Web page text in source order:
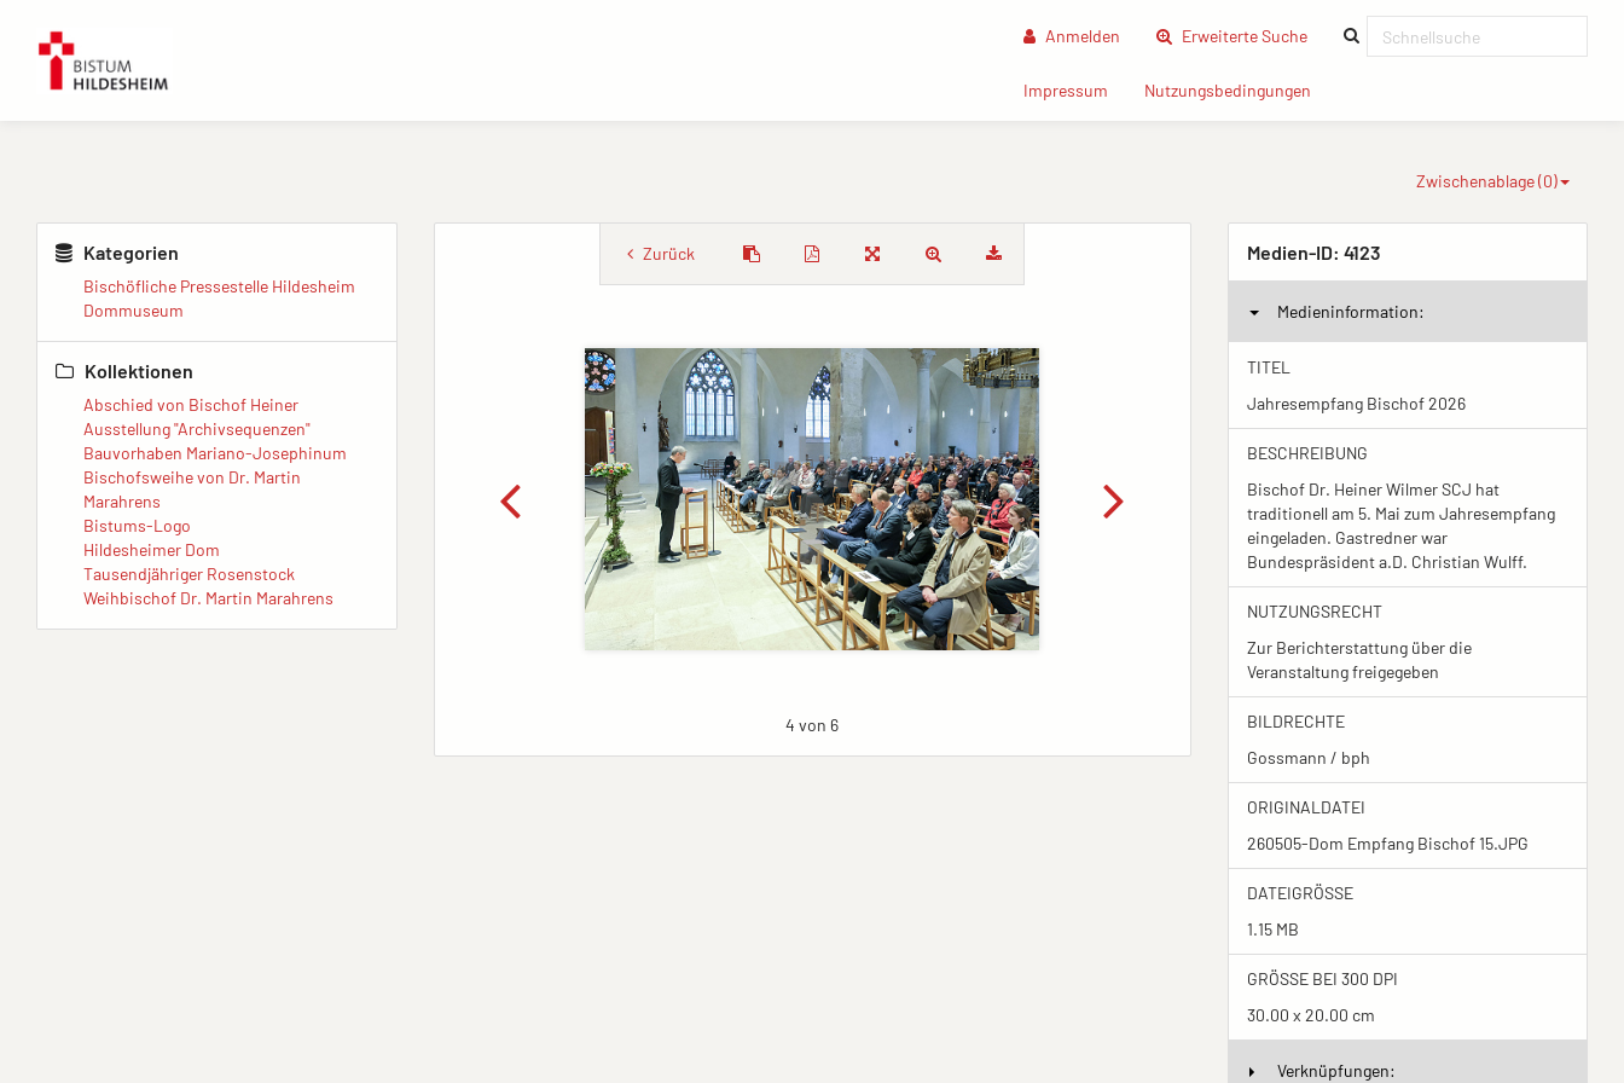
Anmelden Erweiterte Suche(current)
Impressum (current)Nutzungsbedingungen
Zwischenablage (0)
Kategorien
Bischöfliche Pressestelle Hildesheim
Dommuseum
Kollektionen
Abschied von Bischof Heiner
Ausstellung "Archivsequenzen"
Bauvorhaben Mariano-Josephinum
Bischofsweihe von Dr. Martin
Marahrens
Bistums-Logo
Hildesheimer Dom
Tausendjähriger Rosenstock
Weihbischof Dr. Martin Marahrens
Zurück
4 von 6
Medien-ID: 4123
Medieninformation:
TITEL
Jahresempfang Bischof 2026
BESCHREIBUNG
Bischof Dr. Heiner Wilmer SCJ hat
traditionell am 5. Mai zum Jahresempfang
eingeladen. Gastredner war
Bundespräsident a.D. Christian Wulff.
NUTZUNGSRECHT
Zur Berichterstattung über die
Veranstaltung freigegeben
BILDRECHTE
Gossmann / bph
ORIGINALDATEI
260505-Dom Empfang Bischof 15.JPG
DATEIGRÖSSE
1.15 MB
GRÖSSE BEI 300 DPI
30.00 x 20.00 cm
Verknüpfungen: